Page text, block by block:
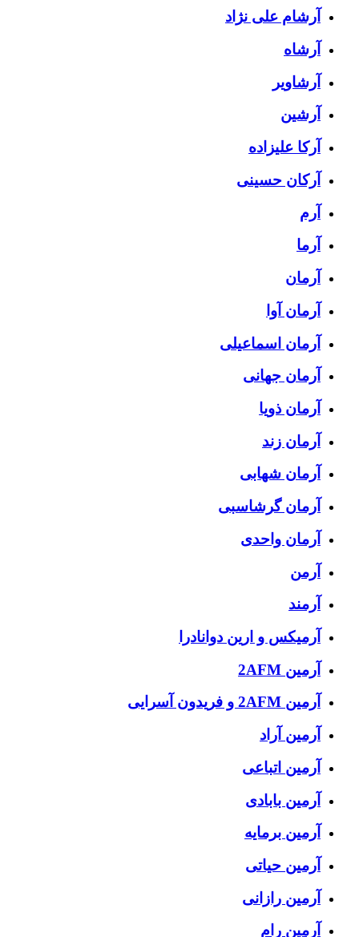
آرشام علی نژاد
آرشاه
آرشاویر
آرشین
آرکا علیزاده
آرکان حسینی
آرم
آرما
آرمان
آرمان آوا
آرمان اسماعیلی
آرمان جهانی
آرمان ذویا
آرمان زند
آرمان شهابی
آرمان گرشاسبی
آرمان واحدی
آرمن
آرمند
آرمیکس و ارین دوانادرا
آرمین 2AFM
آرمین 2AFM و فریدون آسرایی
آرمین آراد
آرمین اتباعی
آرمین بابادی
آرمین برمایه
آرمین حیاتی
آرمین رازانی
آرمین رام